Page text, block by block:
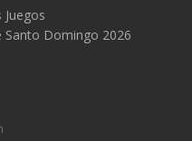
Santo Domingo 2026